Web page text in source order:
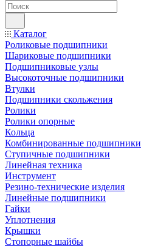
Каталог
Роликовые подшипники
Шариковые подшипники
Подшипниковые узлы
Высокоточные подшипники
Втулки
Подшипники скольжения
Ролики
Ролики опорные
Кольца
Комбинированные подшипники
Ступичные подшипники
Линейная техника
Инструмент
Резино-технические изделия
Линейные подшипники
Гайки
Уплотнения
Крышки
Стопорные шайбы